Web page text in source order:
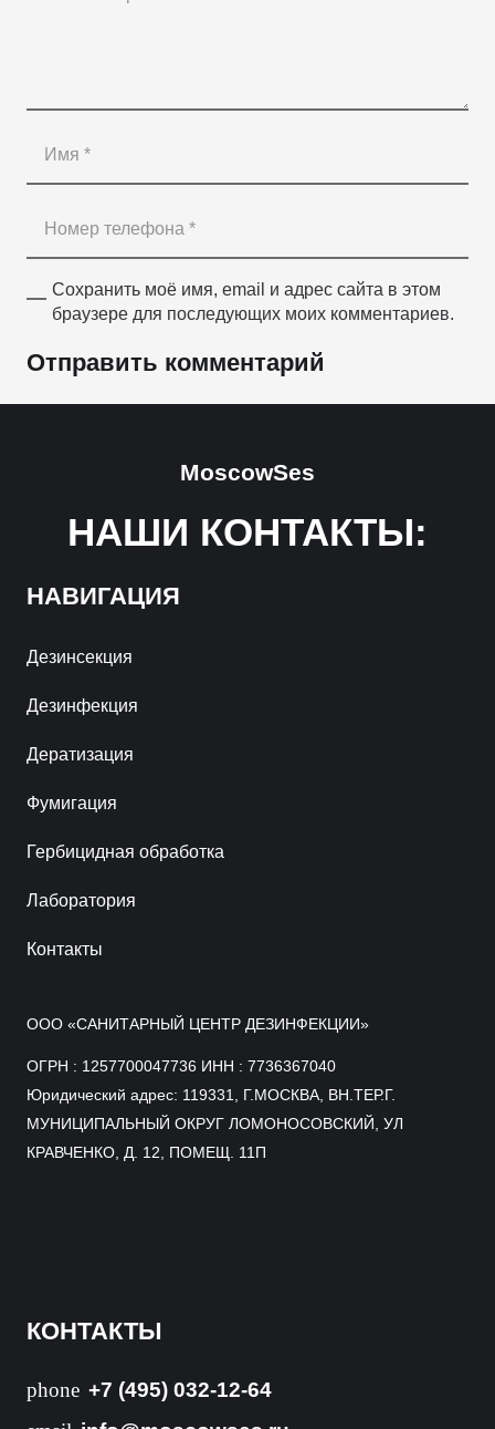
Сохранить моё имя, email и адрес сайта в этом
браузере для последующих моих комментариев.
Отправить комментарий
НАШИ КОНТАКТЫ:
MoscowSes
НАВИГАЦИЯ
Дезинсекция
Дезинфекция
Дератизация
Фумигация
Гербицидная обработка
Лаборатория
Контакты
ООО «САНИТАРНЫЙ ЦЕНТР ДЕЗИНФЕКЦИИ»
ОГРН : 1257700047736 ИНН : 7736367040
Юридический адрес: 119331, Г.МОСКВА, ВН.ТЕР.Г.
МУНИЦИПАЛЬНЫЙ ОКРУГ ЛОМОНОСОВСКИЙ, УЛ
КРАВЧЕНКО, Д. 12, ПОМЕЩ. 11П
КОНТАКТЫ
phone +7 (495) 032-12-64